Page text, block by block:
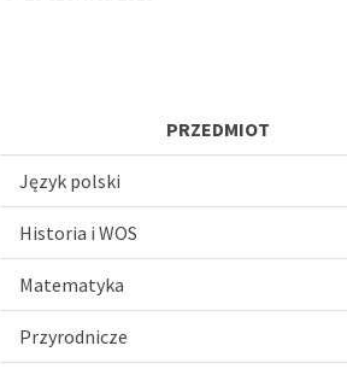
PRZEDMIOT
Język polski
Historia i WOS
Matematyka
Przyrodnicze